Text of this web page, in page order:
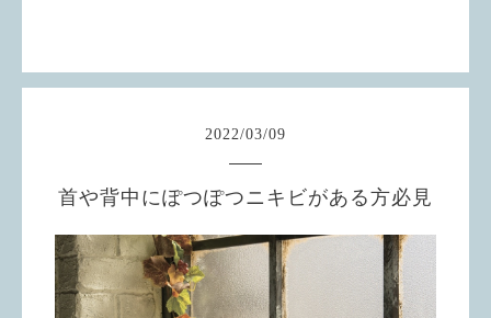
2022/03/09
首や背中にぽつぽつニキビがある方必見